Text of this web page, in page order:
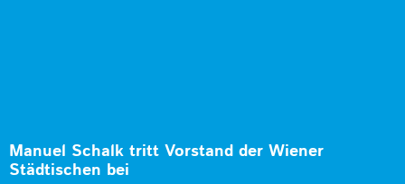
Manuel Schalk tritt Vorstand der Wiener
Städtischen bei